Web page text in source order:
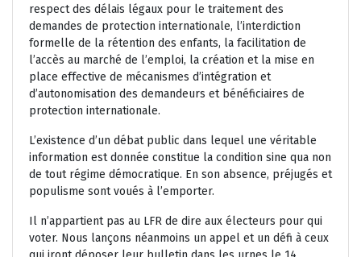
respect des délais légaux pour le traitement des
demandes de protection internationale, l’interdiction
formelle de la rétention des enfants, la facilitation de
l’accès au marché de l’emploi, la création et la mise en
place effective de mécanismes d’intégration et
d’autonomisation des demandeurs et bénéficiaires de
protection internationale.
L’existence d’un débat public dans lequel une véritable
information est donnée constitue la condition sine qua non
de tout régime démocratique. En son absence, préjugés et
populisme sont voués à l’emporter.
Il n’appartient pas au LFR de dire aux électeurs pour qui
voter. Nous lançons néanmoins un appel et un défi à ceux